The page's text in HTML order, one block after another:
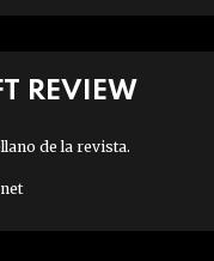
REVIEW
de la revista.